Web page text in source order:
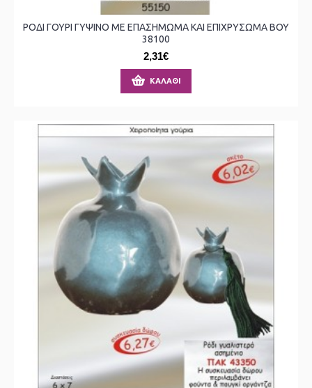
ΡΟΔΙ ΓΟΥΡΙ ΓΥΨΙΝΟ ΜΕ ΕΠΑΣΗΜΩΜΑ ΚΑΙ ΕΠΙΧΡΥΣΩΜΑ ΒΟΥ
38100
2,31€
ΚΑΛΆΘΙ